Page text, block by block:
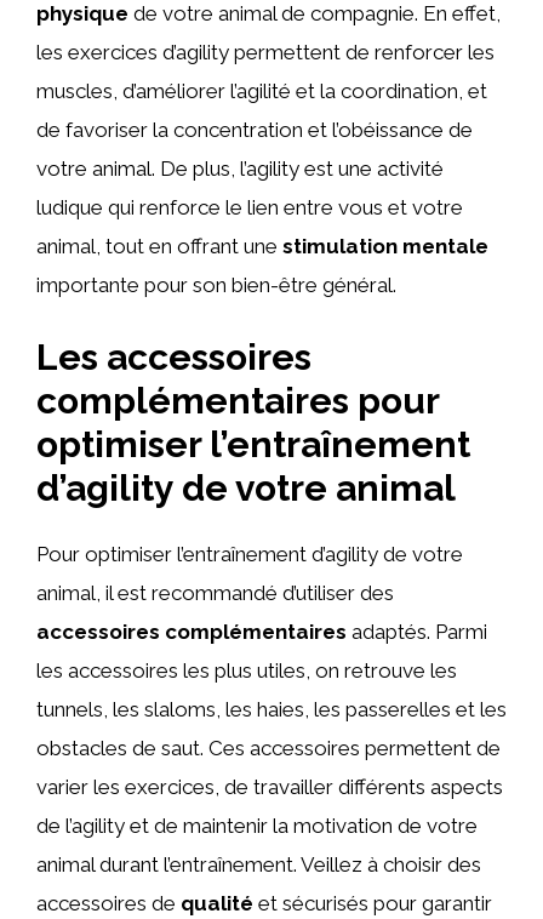
physique de votre animal de compagnie. En effet,
les exercices d’agility permettent de renforcer les
muscles, d’améliorer l’agilité et la coordination, et
de favoriser la concentration et l’obéissance de
votre animal. De plus, l’agility est une activité
ludique qui renforce le lien entre vous et votre
animal, tout en offrant une stimulation mentale
importante pour son bien-être général.
Les accessoires
complémentaires pour
optimiser l’entraînement
d’agility de votre animal
Pour optimiser l’entraînement d’agility de votre
animal, il est recommandé d’utiliser des
accessoires complémentaires adaptés. Parmi
les accessoires les plus utiles, on retrouve les
tunnels, les slaloms, les haies, les passerelles et les
obstacles de saut. Ces accessoires permettent de
varier les exercices, de travailler différents aspects
de l’agility et de maintenir la motivation de votre
animal durant l’entraînement. Veillez à choisir des
accessoires de qualité et sécurisés pour garantir